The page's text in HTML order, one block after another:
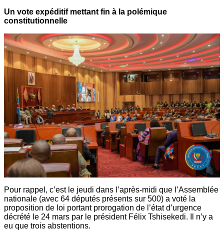
Un vote expéditif mettant fin à la polémique
constitutionnelle
Pour rappel, c’est le jeudi dans l’après-midi que l’Assemblée
nationale (avec 64 députés présents sur 500) a voté la
proposition de loi portant prorogation de l’état d’urgence
décrété le 24 mars par le président Félix Tshisekedi. Il n’y a
eu que trois abstentions.